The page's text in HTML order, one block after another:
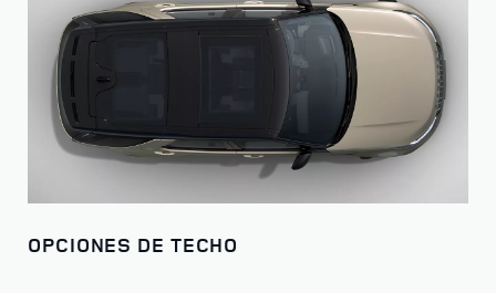
Personaliza tu Discovery con las diferentes opciones de
llantas, colores y opciones de techo disponibles.
OPCIONES DE TECHO